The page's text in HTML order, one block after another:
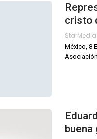
cristo
StarMedia
México, 8
buena